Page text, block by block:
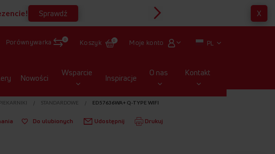
Sprawdź X
Porównywarka 0 Koszyk 0 Moje konto PL
Nowości Wsparcie Inspiracje O nas Kontakt
STANDARDOWE ED57636WA+ Q-TYPE WIFI
Do ulubionych Udostępnij Drukuj